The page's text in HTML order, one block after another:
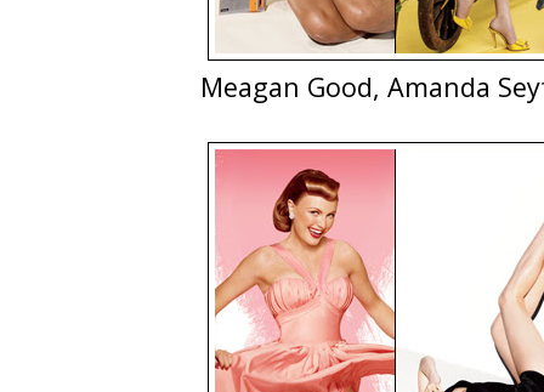
Meagan Good, Amanda